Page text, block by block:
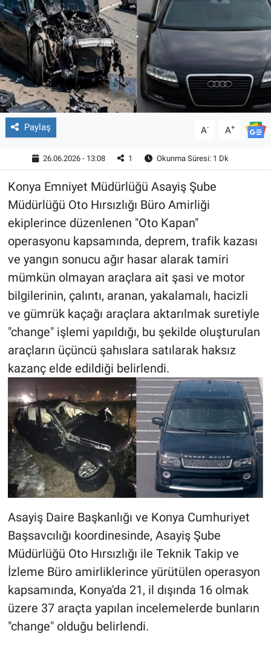
Paylaş A- A+
26.06.2026 - 13:08 1 Okunma Süresi: 1 Dk
Konya Emniyet Müdürlüğü Asayiş Şube
Müdürlüğü Oto Hırsızlığı Büro Amirliği
ekiplerince düzenlenen "Oto Kapan"
operasyonu kapsamında, deprem, trafik kazası
ve yangın sonucu ağır hasar alarak tamiri
mümkün olmayan araçlara ait şasi ve motor
bilgilerinin, çalıntı, aranan, yakalamalı, hacizli
ve gümrük kaçağı araçlara aktarılmak suretiyle
"change" işlemi yapıldığı, bu şekilde oluşturulan
araçların üçüncü şahıslara satılarak haksız
kazanç elde edildiği belirlendi.
Asayiş Daire Başkanlığı ve Konya Cumhuriyet
Başsavcılığı koordinesinde, Asayiş Şube
Müdürlüğü Oto Hırsızlığı ile Teknik Takip ve
İzleme Büro amirliklerince yürütülen operasyon
kapsamında, Konya'da 21, il dışında 16 olmak
üzere 37 araçta yapılan incelemelerde bunların
"change" olduğu belirlendi.